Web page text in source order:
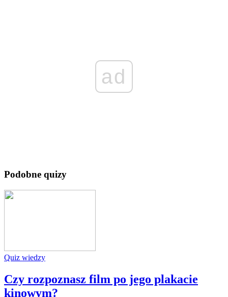
ad
Podobne quizy
Quiz wiedzy
Czy rozpoznasz film po jego plakacie
kinowym?